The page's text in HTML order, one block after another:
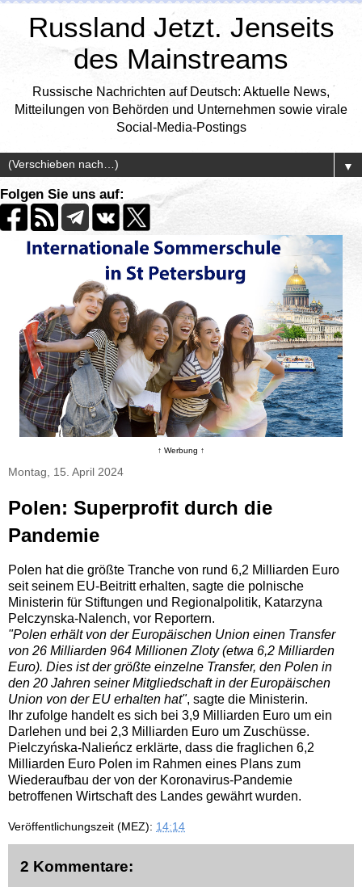
Russland Jetzt. Jenseits
des Mainstreams
Russische Nachrichten auf Deutsch: Aktuelle News,
Mitteilungen von Behörden und Unternehmen sowie virale
Social-Media-Postings
▼
Folgen Sie uns auf:
↑ Werbung ↑
Montag, 15. April 2024
Polen: Superprofit durch die
Pandemie
Polen hat die größte Tranche von rund 6,2 Milliarden Euro
seit seinem EU-Beitritt erhalten, sagte die polnische
Ministerin für Stiftungen und Regionalpolitik, Katarzyna
Pelczynska-Nalench, vor Reportern.
"Polen erhält von der Europäischen Union einen Transfer
von 26 Milliarden 964 Millionen Zloty (etwa 6,2 Milliarden
Euro). Dies ist der größte einzelne Transfer, den Polen in
den 20 Jahren seiner Mitgliedschaft in der Europäischen
Union von der EU erhalten hat", sagte die Ministerin.
Ihr zufolge handelt es sich bei 3,9 Milliarden Euro um ein
Darlehen und bei 2,3 Milliarden Euro um Zuschüsse.
Pielczyńska-Nalieńcz erklärte, dass die fraglichen 6,2
Milliarden Euro Polen im Rahmen eines Plans zum
Wiederaufbau der von der Koronavirus-Pandemie
betroffenen Wirtschaft des Landes gewährt wurden.
Veröffentlichungszeit (MEZ): 14:14
2 Kommentare: